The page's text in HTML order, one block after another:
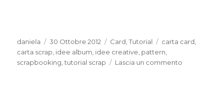
Autore
daniela
Pubblicato
il
30 Ottobre 2012 Categorie
Card ,Tutorial Tag
carta card
carta scrap idee album idee creative pattern
scrapbooking ,tutorial scrap Lascia un commento